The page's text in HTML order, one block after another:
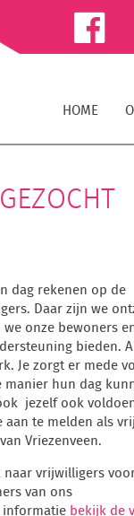
HOME
dag rekenen op de
Daar zijn we
onze bewoners
bieden.
Je zorgt er mede
hun dag
jezelf ook
aan te melden als
Vriezenveen.
vrijwilligers
van ons
informatie bekijk de